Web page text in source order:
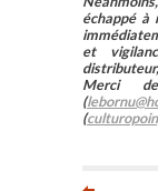
échappé à
et
Merci
(
(